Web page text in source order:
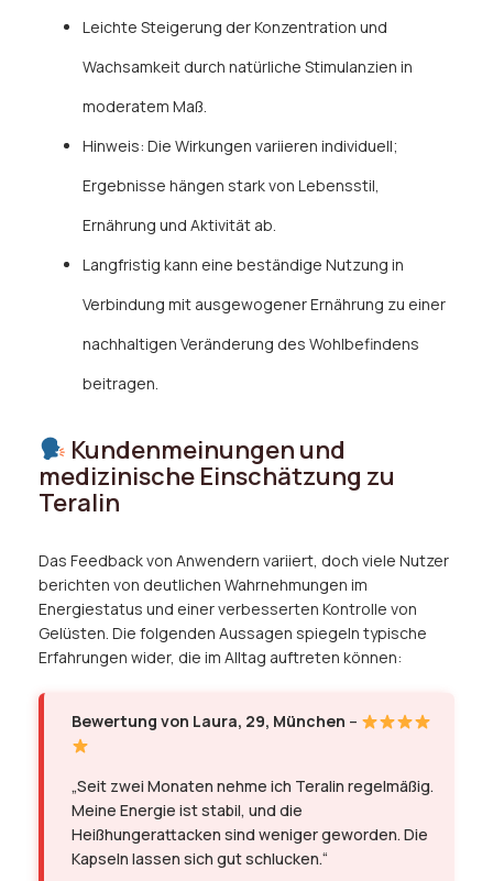
Leichte Steigerung der Konzentration und
Wachsamkeit durch natürliche Stimulanzien in
moderatem Maß.
Hinweis: Die Wirkungen variieren individuell;
Ergebnisse hängen stark von Lebensstil,
Ernährung und Aktivität ab.
Langfristig kann eine beständige Nutzung in
Verbindung mit ausgewogener Ernährung zu einer
nachhaltigen Veränderung des Wohlbefindens
beitragen.
Kundenmeinungen und
medizinische Einschätzung zu
Teralin
Das Feedback von Anwendern variiert, doch viele Nutzer
berichten von deutlichen Wahrnehmungen im
Energiestatus und einer verbesserten Kontrolle von
Gelüsten. Die folgenden Aussagen spiegeln typische
Erfahrungen wider, die im Alltag auftreten können:
Bewertung von Laura, 29, München –
„Seit zwei Monaten nehme ich Teralin regelmäßig.
Meine Energie ist stabil, und die
Heißhungerattacken sind weniger geworden. Die
Kapseln lassen sich gut schlucken.“